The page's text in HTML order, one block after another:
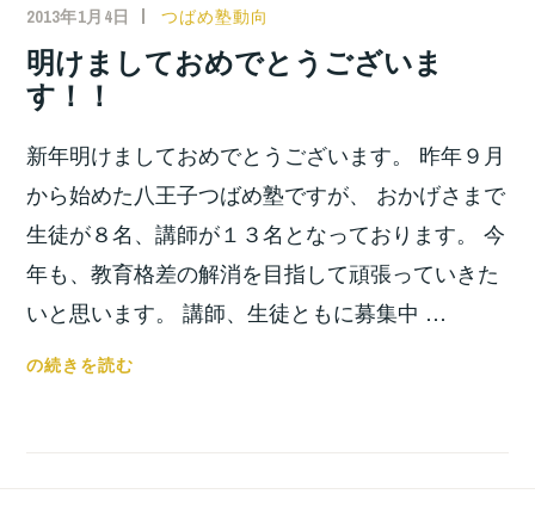
な
い・・・
2013年1月4日
小
宮
位
つばめ塾動向
明けましておめでとうございま
す！！
新年明けましておめでとうございます。 昨年９月
から始めた八王子つばめ塾ですが、 おかげさまで
生徒が８名、講師が１３名となっております。 今
年も、教育格差の解消を目指して頑張っていきた
いと思います。 講師、生徒ともに募集中 …
明
の続きを読む